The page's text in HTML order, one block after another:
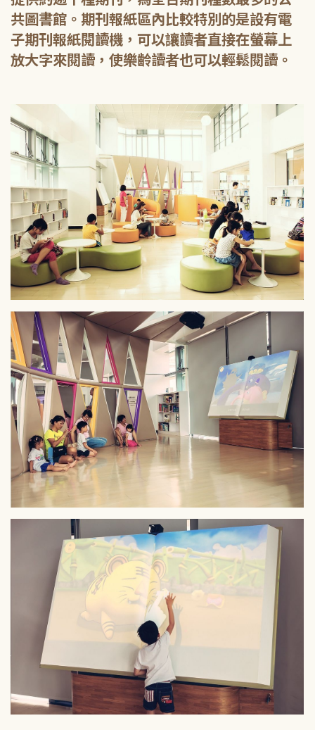
共圖書館。期刊報紙區內比較特別的是設有電
子期刊報紙閱讀機，可以讓讀者直接在螢幕上
放大字來閱讀，使樂齡讀者也可以輕鬆閱讀。